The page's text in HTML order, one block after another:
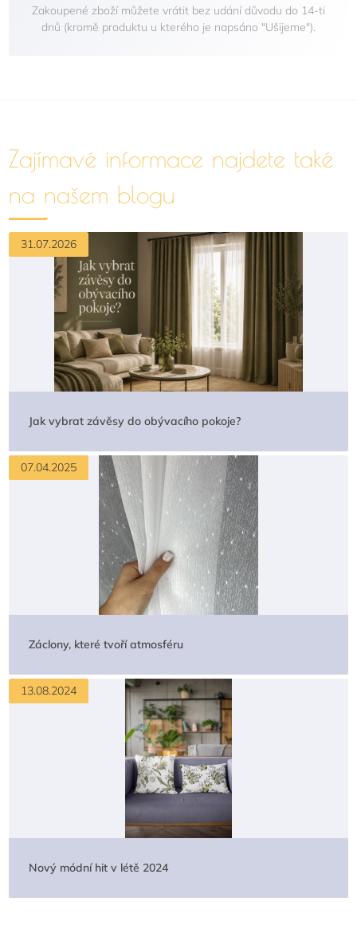
Zakoupené zboží můžete vrátit bez udání důvodu do 14-ti
dnů (kromě produktu u kterého je napsáno "Ušijeme").
Zajímavé informace najdete také
na našem blogu
31.07.2026
Jak vybrat závěsy do obývacího pokoje?
07.04.2025
Záclony, které tvoří atmosféru
13.08.2024
Nový módní hit v létě 2024